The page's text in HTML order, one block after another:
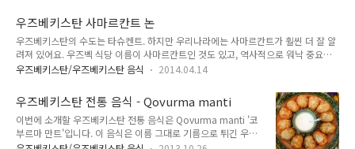
으로 '라간' 이라고 부르는 접시에 담아서 주는데, 우리가 밥을
퍼서 주는 것처럼 푹푹 ..
어가는 수 밖에 없지요. 예외를 싫어하는 사람들이라면 꽤 싫어
할 만한 일. 우리들이 잘 아는 케밥도 그렇고, 이번에 소개할 음
식 조리법인 '돌마'도 그래요. '돌마'라고 하면 야채에 쌀과 다진
고기를 섞은 것을 채워서 쪄낸 것을 말한다고 하지만, 그냥 속에
뭔가를 채워넣는 조리법을 돌마로 보는 것이 보다 정확하답니다.
잘 알려진 돌마는 터키에서 만들어 먹는 발효된 포도잎으로 만든
돌마이지..
우즈베키스탄 사마르칸트 논
우즈베키스탄의 수도는 타슈켄트. 하지만 우리나라에는 사마르칸트가 훨씬 더 잘 알
려져 있어요. 우즈벡 식당 이름이 사마르칸트인 것도 있고, 역사적으로 워낙 중요한
도시이다보니 사마르칸트가 더 많이 알려져 있지요. 사마르칸트를 대표하는 것이라
의 우즈베키스탄의 상징처럼 여겨진답니다. 우즈베크인들이 최고로 치는 논이 바로
사마르칸트 논이지요. 조직이 치밀해서 입에 집어넣으면 향기가 입 안에 확 퍼진다고
하더라구요. 아쉽게도 빵을 주식으로 먹지 않은 제게 사마르칸트 논은 너무 빡빡해서
먹기 힘든 빵이었지만요. 개인적으로는 타슈켄트 논을 더 좋아한답니다. 타슈켄트 논
우즈베키스탄/우즈베키스탄 음식 2014.04.14
우즈베키스탄 전통 음식 - Qovurma manti
이번에 소개할 우즈베키스탄 전통 음식은 Qovurma manti '코
부르마 만트'입니다. 이 음식은 이름 그대로 기름으로 튀긴 우즈
베키스탄 전통 만두랍니다. 이 음식에 대해 특별히 별도의 이름